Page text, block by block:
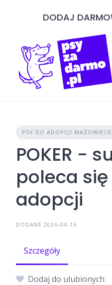
DODAJ
PSY DO ADOPCJI
POKER -
poleca
adopcji
DODANE 2026-04-16
Szczegóły
Dodaj do ulubionych